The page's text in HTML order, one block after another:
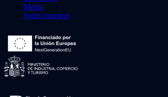
Media
Sobre nosotros